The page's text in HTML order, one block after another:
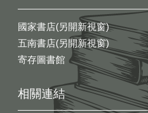
國家書店(另開新視窗)
五南書店(另開新視窗)
寄存圖書館
相關連結